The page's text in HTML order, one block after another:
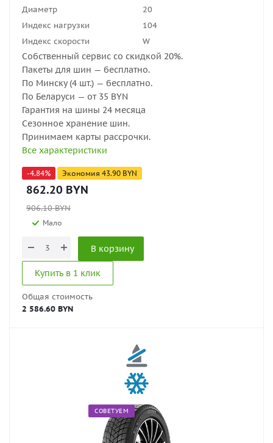
Диаметр
20
Индекс нагрузки
104
Индекс скорости
W
Собственный сервис со скидкой 20%.
Пакеты для шин — бесплатно.
По Минску (4 шт.) — бесплатно.
По Беларуси — от 35 BYN
Гарантия на шины 24 месяца
Сезонное хранение шин.
Принимаем карты рассрочки.
Все характеристики
-4.84% Экономия 43.90 BYN
862.20 BYN
906.10BYN
Мало
В корзину
Купить в 1 клик
Общая стоимость
2 586.60 BYN
СОВЕТУЕМ